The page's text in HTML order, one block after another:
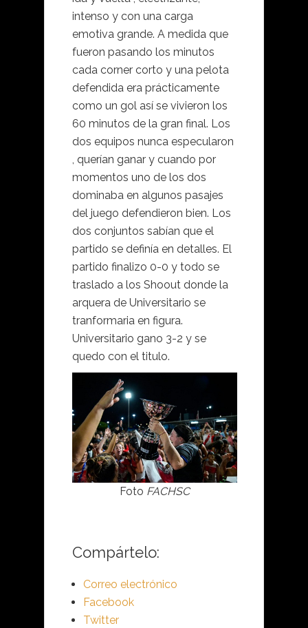
intenso y con una carga
emotiva grande. A medida que
fueron pasando los minutos
cada corner corto y una pelota
defendida era prácticamente
como un gol así se vivieron los
60 minutos de la gran final. Los
dos equipos nunca especularon
, querían ganar y cuando por
momentos uno de los dos
dominaba en algunos pasajes
del juego defendieron bien. Los
dos conjuntos sabían que el
partido se definía en detalles. El
partido finalizo 0-0 y todo se
traslado a los Shoout donde la
arquera de Universitario se
tranformaria en figura.
Universitario gano 3-2 y se
quedo con el titulo.
Foto FACHSC
Compártelo:
Correo electrónico
Facebook
Twitter